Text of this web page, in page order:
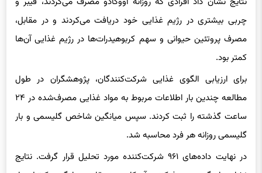
چربی بیشتری در رژیم غذایی خود دریافت می‌کردند و در مقابل،
مصرف پروتئین حیوانی و سهم کربوهیدرات‌ها در رژیم غذایی آن‌ها
کمتر بود.
برای ارزیابی الگوی غذایی شرکت‌کنندگان، پژوهشگران در طول
مطالعه چندین بار اطلاعات مربوط به مواد غذایی مصرف‌شده در ۲۴
ساعت گذشته را ثبت کردند. سپس میانگین شاخص گلیسمی و بار
گلیسمی روزانه هر فرد محاسبه شد.
در نهایت داده‌های ۹۶۱ شرکت‌کننده مورد تحلیل قرار گرفت. نتایج